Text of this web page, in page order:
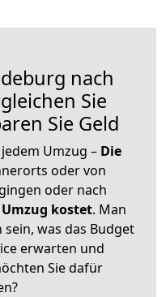
nach
Sie
Sie Geld
Umzug – Die
oder von
oder nach
kostet. Man
was das Budget
erwarten und
Sie dafür